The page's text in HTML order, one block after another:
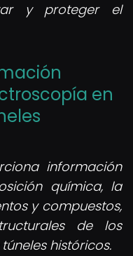
y proteger el
en
información
química, la
y compuestos,
de los
históricos.